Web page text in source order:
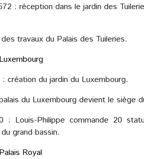
: réception dans le jardin des
travaux du Palais des Tuileries.
: création du jardin du Luxembourg.
du Luxembourg devient le siège
: Louis-Philippe commande 20
grand bassin.
Royal